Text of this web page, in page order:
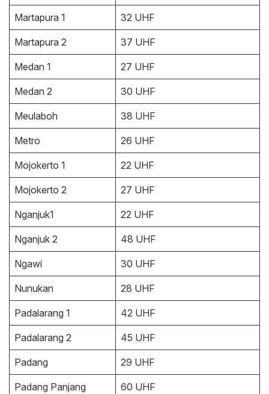
Martapura 1 32 UHF
Martapura 2 37 UHF
Medan 1 27 UHF
Medan 2 30 UHF
Meulaboh 38 UHF
Metro 26 UHF
Mojokerto 1 22 UHF
Mojokerto 2 27 UHF
Nganjuk1 22 UHF
Nganjuk 2 48 UHF
Ngawi 30 UHF
Nunukan 28 UHF
Padalarang 1 42 UHF
Padalarang 2 45 UHF
Padang 29 UHF
Padang Panjang 60 UHF